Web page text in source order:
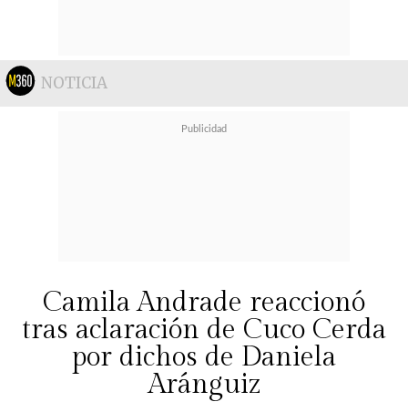
NOTICIA
Camila Andrade reaccionó
tras aclaración de Cuco Cerda
por dichos de Daniela
Aránguiz